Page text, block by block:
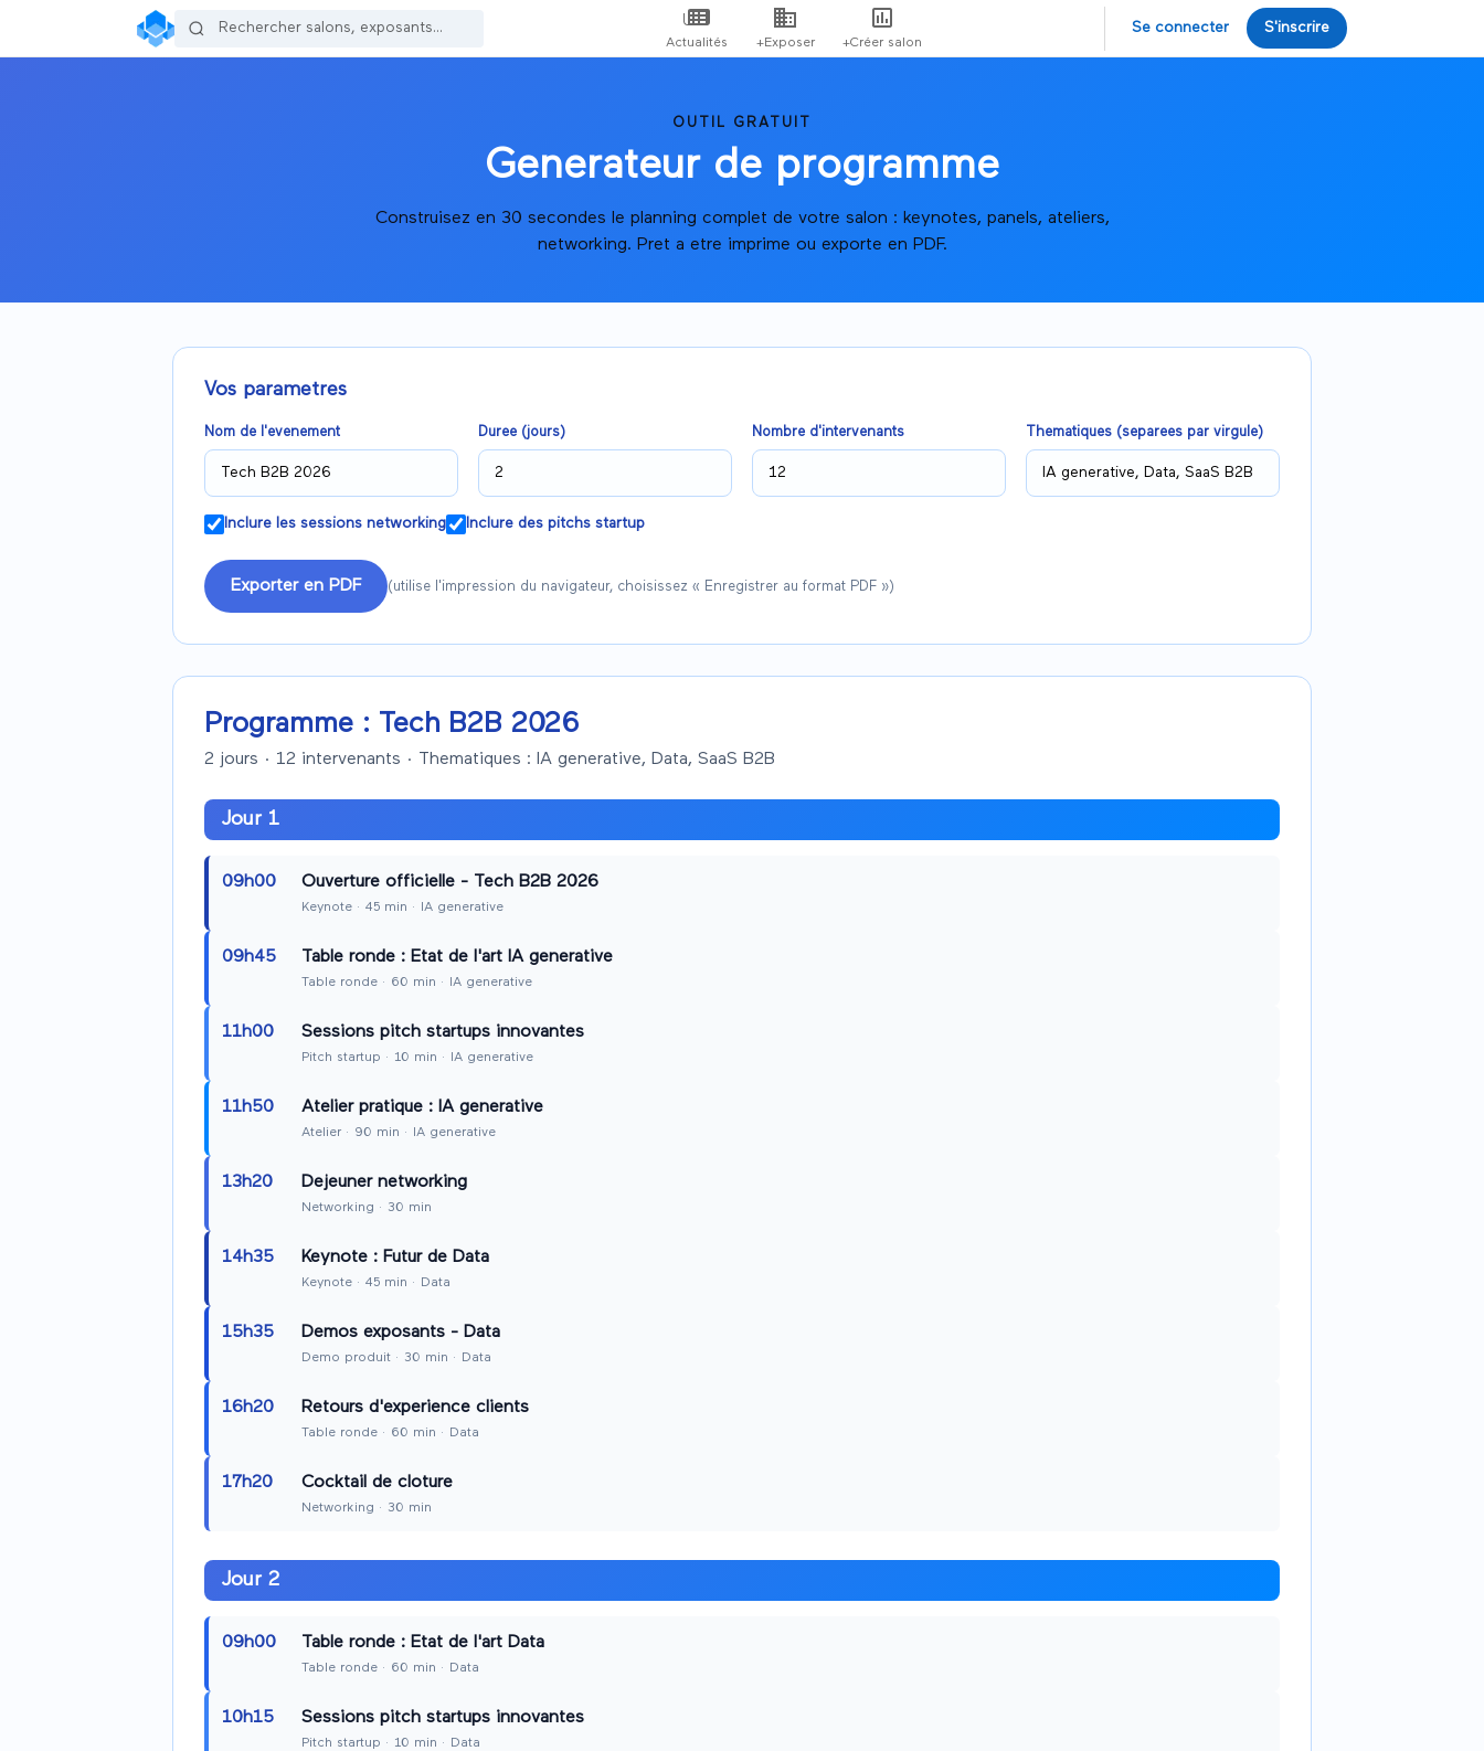
Actualités +Exposer +Créer salon
Se connecter S'inscrire
OUTIL GRATUIT
Generateur de programme
Construisez en 30 secondes le planning complet de votre salon : keynotes, panels, ateliers,
networking. Pret a etre imprime ou exporte en PDF.
Vos parametres
Nom de l'evenement Duree (jours) Nombre d'intervenants Thematiques (separees par virgule)
Inclure les sessions networking Inclure des pitchs startup
Exporter en PDF (utilise l'impression du navigateur, choisissez « Enregistrer au format PDF »)
Programme : Tech B2B 2026
2 jours · 12 intervenants · Thematiques : IA generative, Data, SaaS B2B
Jour 1
09h00 Ouverture officielle - Tech B2B 2026
Keynote · 45 min · IA generative
09h45 Table ronde : Etat de l'art IA generative
Table ronde · 60 min · IA generative
11h00 Sessions pitch startups innovantes
Pitch startup · 10 min · IA generative
11h50 Atelier pratique : IA generative
Atelier · 90 min · IA generative
13h20 Dejeuner networking
Networking · 30 min
14h35 Keynote : Futur de Data
Keynote · 45 min · Data
15h35 Demos exposants - Data
Demo produit · 30 min · Data
16h20 Retours d'experience clients
Table ronde · 60 min · Data
17h20 Cocktail de cloture
Networking · 30 min
Jour 2
09h00 Table ronde : Etat de l'art Data
Table ronde · 60 min · Data
10h15 Sessions pitch startups innovantes
Pitch startup · 10 min · Data